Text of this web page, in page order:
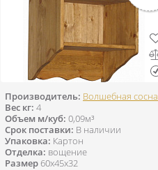
Производитель: Волшебная сосна
Вес кг: 4
Объем м/куб: 0,09м³
Срок поставки: В наличии
Упаковка: Картон
Отделка: вощение
Размер 60x45x32